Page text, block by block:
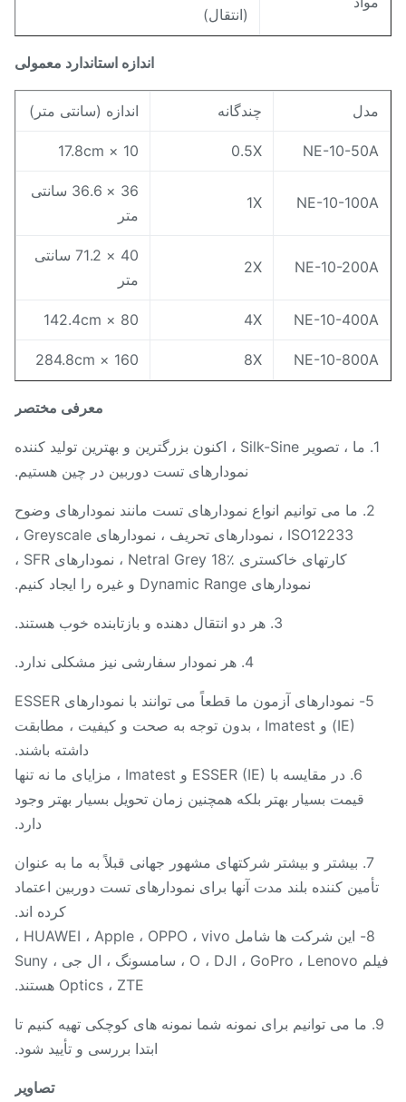
(انتقال)
اندازه استاندارد معمولی
چندگانه اندازه (سانتی متر)
NE-10-
0.5X
NE-10-
36 × 36.6 سانتی
NE-10-
40 × 71.2 سانتی
NE-10-
NE-10-
معرفی مختصر
1. ما ، تصویر Silk-Sine ، اکنون بزرگترین و بهترین تولید کننده
نمودارهای تست دوربین در چین هستیم.
2. ما می توانیم انواع نمودارهای تست مانند نمودارهای وضوح
ISO12233 ، نمودارهای تحریف ، نمودارهای Greyscale ،
کارتهای خاکستری Netral Grey 18٪ ، نمودارهای SFR ،
نمودارهای Dynamic Range و غیره را ایجاد کنیم.
5- نمودارهای آزمون ما قطعاً می توانند با نمودارهای ESSER
(IE) و Imatest ، بدون توجه به صحت و کیفیت ، مطابقت
داشته باشند.
6. در مقایسه با ESSER (IE) و Imatest ، مزایای ما نه تنها
قیمت بسیار بهتر بلکه همچنین زمان تحویل بسیار بهتر وجود
7. بیشتر و بیشتر شرکتهای مشهور جهانی قبلاً به ما به عنوان
کننده بلند مدت آنها برای نمودارهای تست دوربین اعتماد
کرده اند.
8- این شرکت ها شامل HUAWEI ، Apple ، OPPO ، vivo ،
فیلم O ، DJI ، GoPro ، Lenovo ، سامسونگ ، ال جی ، Suny
Optics ، ZTE هستند.
9. ما می توانیم برای نمونه شما نمونه های کوچکی تهیه کنیم تا
ابتدا بررسی و تأیید شود.
تصاویر